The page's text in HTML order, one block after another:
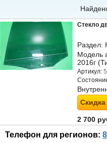
Стекло
Раздел:
Модель
2016г
Артикул:
Скидка
2 700
Телефон для регионов: